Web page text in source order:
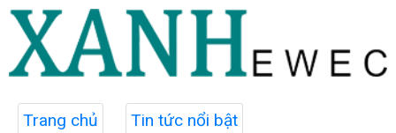
Trang chủ Tin tức nổi bật